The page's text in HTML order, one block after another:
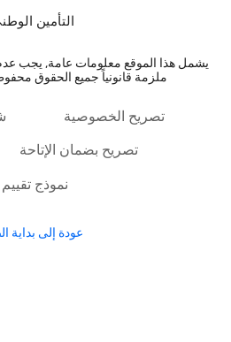
التأمين الوطني
يشمل هذا الموقع معلومات عامة, يجب عدم
ملزمة قانونياً جميع الحقوق
تصريح الخصوصية
تصريح بضمان الإتاحة
نموذج تقييم
عودة إلى بداية